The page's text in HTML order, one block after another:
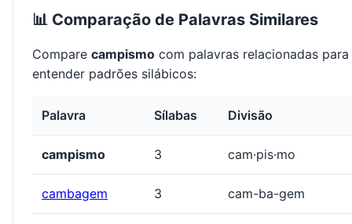
📊 Comparação de Palavras Similares
Compare campismo com palavras relacionadas para
entender padrões silábicos:
Palavra Sílabas Divisão
campismo 3 cam·pis·mo
cambagem 3 cam-ba-gem